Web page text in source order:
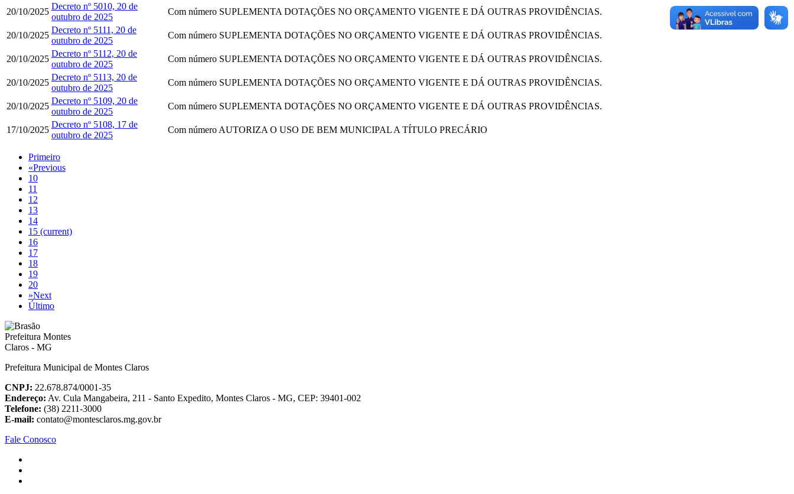
20/10/2025
Decreto nº 5010, 20 de
outubro de 2025
Com número SUPLEMENTA DOTAÇÕES NO ORÇAMENTO VIGENTE E DÁ OUTRAS PROVIDÊNCIAS.
20/10/2025
Decreto nº 5111, 20 de
outubro de 2025
Com número SUPLEMENTA DOTAÇÕES NO ORÇAMENTO VIGENTE E DÁ OUTRAS PROVIDÊNCIAS.
20/10/2025
Decreto nº 5112, 20 de
outubro de 2025
Com número SUPLEMENTA DOTAÇÕES NO ORÇAMENTO VIGENTE E DÁ OUTRAS PROVIDÊNCIAS.
20/10/2025
Decreto nº 5113, 20 de
outubro de 2025
Com número SUPLEMENTA DOTAÇÕES NO ORÇAMENTO VIGENTE E DÁ OUTRAS PROVIDÊNCIAS.
20/10/2025
​​​​​​​Decreto nº 5109, 20 de
outubro de 2025
Com número SUPLEMENTA DOTAÇÕES NO ORÇAMENTO VIGENTE E DÁ OUTRAS PROVIDÊNCIAS.
17/10/2025
Decreto nº 5108, 17 de
outubro de 2025
Com número AUTORIZA O USO DE BEM MUNICIPAL A TÍTULO PRECÁRIO
Primeiro
«Previous
10
11
12
13
14
15 (current)
16
17
18
19
20
»Next
Último
Prefeitura Municipal de Montes Claros
CNPJ: 22.678.874/0001-35
Endereço: Av. Cula Mangabeira, 211 - Santo Expedito, Montes Claros - MG, CEP: 39401-002
Telefone: (38) 2211-3000
E-mail: contato@montesclaros.mg.gov.br
Fale Conosco